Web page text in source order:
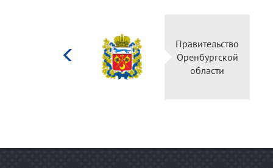
Правительство
Оренбургской
области